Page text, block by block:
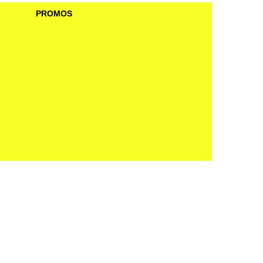
PROMOS